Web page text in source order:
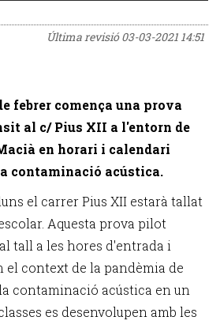
Última revisió03-03-2021 14:51
febrer comença una prova
al c/ Pius XII a l'entorn de
en horari i calendari
contaminació acústica.
el carrer Pius XII estarà tallat
Aquesta prova pilot
tall a les hores d'entrada i
el context de la pandèmia de
contaminació acústica en un
es desenvolupen amb les